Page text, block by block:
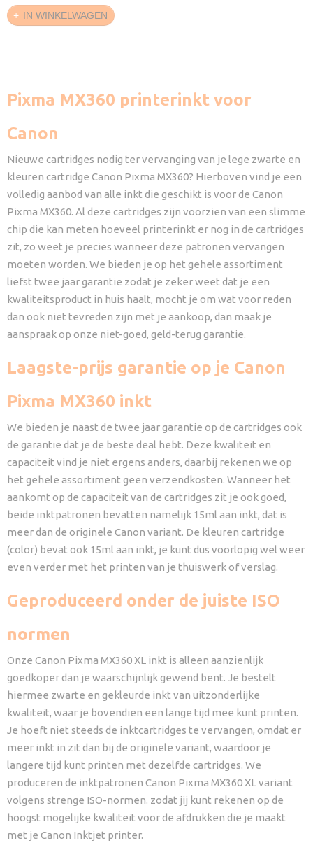
IN WINKELWAGEN
Pixma MX360 printerinkt voor
Canon
Nieuwe cartridges nodig ter vervanging van je lege zwarte en
kleuren cartridge Canon Pixma MX360? Hierboven vind je een
volledig aanbod van alle inkt die geschikt is voor de Canon
Pixma MX360. Al deze cartridges zijn voorzien van een slimme
chip die kan meten hoeveel printerinkt er nog in de cartridges
zit, zo weet je precies wanneer deze patronen vervangen
moeten worden. We bieden je op het gehele assortiment
liefst twee jaar garantie zodat je zeker weet dat je een
kwaliteitsproduct in huis haalt, mocht je om wat voor reden
dan ook niet tevreden zijn met je aankoop, dan maak je
aanspraak op onze niet-goed, geld-terug garantie.
Laagste-prijs garantie op je Canon
Pixma MX360 inkt
We bieden je naast de twee jaar garantie op de cartridges ook
de garantie dat je de beste deal hebt. Deze kwaliteit en
capaciteit vind je niet ergens anders, daarbij rekenen we op
het gehele assortiment geen verzendkosten. Wanneer het
aankomt op de capaciteit van de cartridges zit je ook goed,
beide inktpatronen bevatten namelijk 15ml aan inkt, dat is
meer dan de originele Canon variant. De kleuren cartridge
(color) bevat ook 15ml aan inkt, je kunt dus voorlopig wel weer
even verder met het printen van je thuiswerk of verslag.
Geproduceerd onder de juiste ISO
normen
Onze Canon Pixma MX360 XL inkt is alleen aanzienlijk
goedkoper dan je waarschijnlijk gewend bent. Je bestelt
hiermee zwarte en gekleurde inkt van uitzonderlijke
kwaliteit, waar je bovendien een lange tijd mee kunt printen.
Je hoeft niet steeds de inktcartridges te vervangen, omdat er
meer inkt in zit dan bij de originele variant, waardoor je
langere tijd kunt printen met dezelfde cartridges. We
produceren de inktpatronen Canon Pixma MX360 XL variant
volgens strenge ISO-normen. zodat jij kunt rekenen op de
hoogst mogelijke kwaliteit voor de afdrukken die je maakt
met je Canon Inktjet printer.